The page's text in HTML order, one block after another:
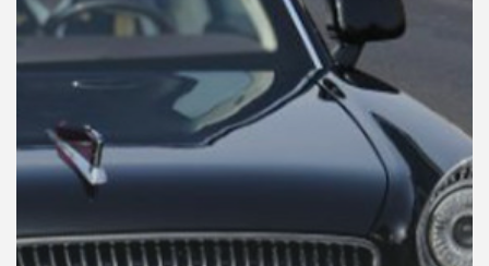
ข่าว
และ
กิจกรรม
เกี่ยว
กับ